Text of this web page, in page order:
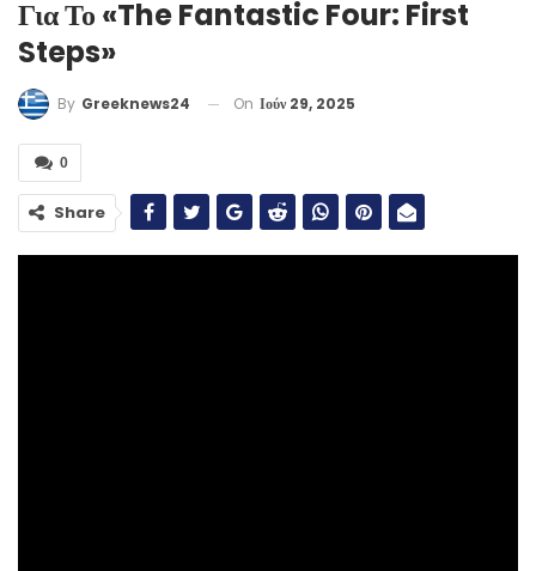
Για Το «The Fantastic Four: First
Steps»
By Greeknews24 On Ιούν 29, 2025
0
Share